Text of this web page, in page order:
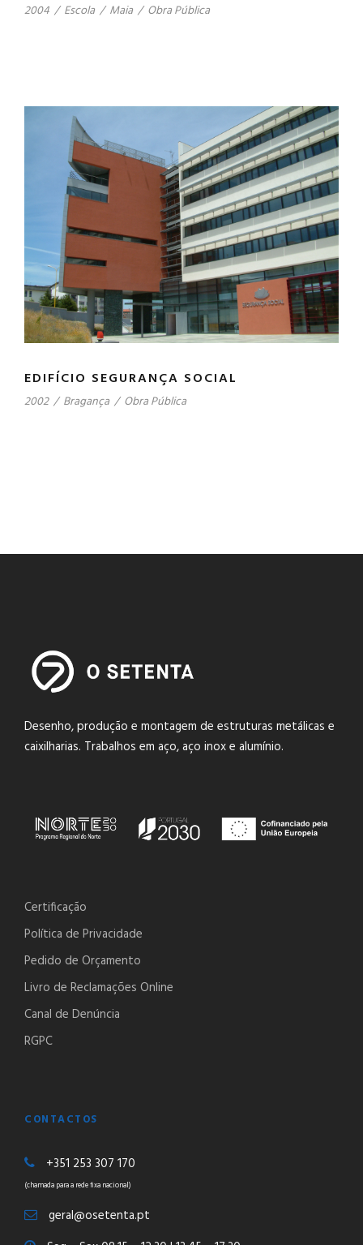
2004 / Escola / Maia / Obra Pública
EDIFÍCIO SEGURANÇA SOCIAL
2002 / Bragança / Obra Pública
Desenho, produção e montagem de estruturas metálicas e
caixilharias. Trabalhos em aço, aço inox e alumínio.
Certificação
Política de Privacidade
Pedido de Orçamento
Livro de Reclamações Online
Canal de Denúncia
RGPC
CONTACTOS
+351 253 307 170
(chamada para a rede fixa nacional)
geral@osetenta.pt